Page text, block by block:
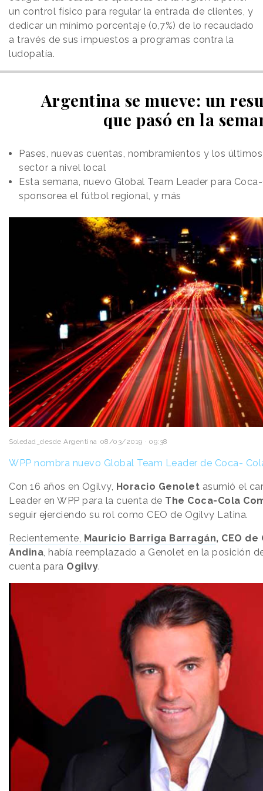
un control físico para regular la entrada de clientes, y
dedicar un mínimo porcentaje (0,7%) de lo recaudado
a través de sus impuestos a programas contra la
ludopatía.
Argentina se mueve: un
que pasó en la
Pases, nuevas cuentas, nombramientos y los
sector a nivel local
Esta semana, nuevo Global Team Leader para
sponsorea el fútbol regional, y más
Soledad_desde Argentina 08/03/2019 · 09:38
WPP nombra nuevo Global Team Leader de Coca-
Con 16 años en Ogilvy, Horacio Genolet asumió el
Leader en WPP para la cuenta de The Coca-Cola
seguir ejerciendo su rol como CEO de Ogilvy Latina.
Recientemente, Mauricio Barriga Barragán, CEO
Andina, había reemplazado a Genolet en la posición
cuenta para Ogilvy.